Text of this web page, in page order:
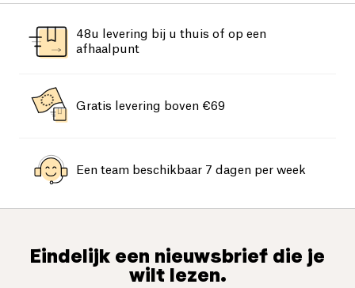
48u levering bij u thuis of op een
afhaalpunt
Gratis levering boven €69
Een team beschikbaar 7 dagen per week
Eindelijk een nieuwsbrief die je
wilt lezen.